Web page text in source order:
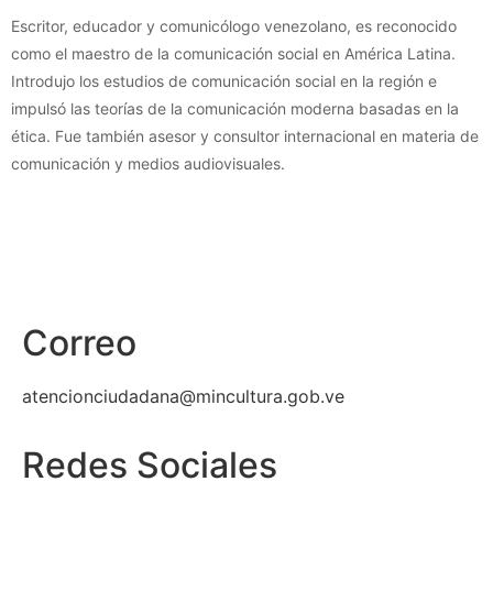
Escritor, educador y comunicólogo venezolano, es reconocido
como el maestro de la comunicación social en América Latina.
Introdujo los estudios de comunicación social en la región e
impulsó las teorías de la comunicación moderna basadas en la
ética. Fue también asesor y consultor internacional en materia de
comunicación y medios audiovisuales.
Correo
atencionciudadana@mincultura.gob.ve
Redes Sociales